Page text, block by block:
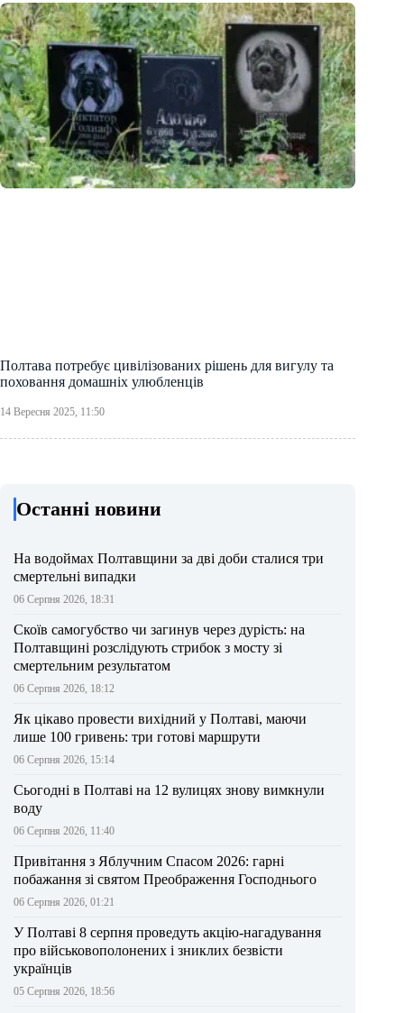
Полтава потребує цивілізованих рішень для вигулу та
поховання домашніх улюбленців
14 Вересня 2025, 11:50
Останні новини
На водоймах Полтавщини за дві доби сталися три
смертельні випадки
06 Серпня 2026, 18:31
Скоїв самогубство чи загинув через дурість: на
Полтавщині розслідують стрибок з мосту зі
смертельним результатом
06 Серпня 2026, 18:12
Як цікаво провести вихідний у Полтаві, маючи
лише 100 гривень: три готові маршрути
06 Серпня 2026, 15:14
Сьогодні в Полтаві на 12 вулицях знову вимкнули
воду
06 Серпня 2026, 11:40
Привітання з Яблучним Спасом 2026: гарні
побажання зі святом Преображення Господнього
06 Серпня 2026, 01:21
У Полтаві 8 серпня проведуть акцію-нагадування
про військовополонених і зниклих безвісти
українців
05 Серпня 2026, 18:56